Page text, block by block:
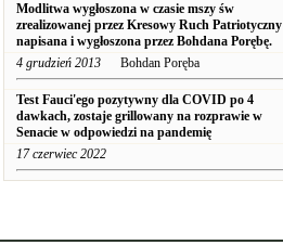
Modlitwa wygłoszona w czasie mszy św
zrealizowanej przez Kresowy Ruch Patriotyczny
napisana i wygłoszona przez Bohdana Porębę.
4 grudzień 2013 Bohdan Poręba
Test Fauci'ego pozytywny dla COVID po 4
dawkach, zostaje grillowany na rozprawie w
Senacie w odpowiedzi na pandemię
17 czerwiec 2022